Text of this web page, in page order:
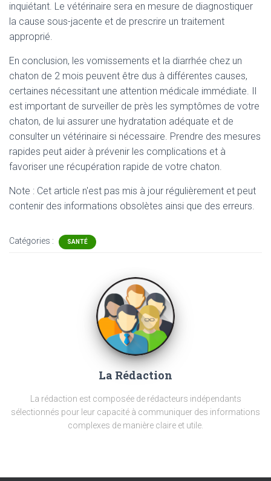
inquiétant. Le vétérinaire sera en mesure de diagnostiquer
la cause sous-jacente et de prescrire un traitement
approprié.
En conclusion, les vomissements et la diarrhée chez un
chaton de 2 mois peuvent être dus à différentes causes,
certaines nécessitant une attention médicale immédiate. Il
est important de surveiller de près les symptômes de votre
chaton, de lui assurer une hydratation adéquate et de
consulter un vétérinaire si nécessaire. Prendre des mesures
rapides peut aider à prévenir les complications et à
favoriser une récupération rapide de votre chaton.
Note : Cet article n'est pas mis à jour régulièrement et peut
contenir des informations obsolètes ainsi que des erreurs.
Catégories : SANTÉ
La Rédaction
La rédaction est composée de rédacteurs indépendants
sélectionnés pour leur capacité à communiquer des informations
complexes de manière claire et utile.